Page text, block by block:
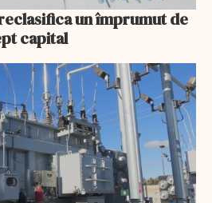
un împrumut de
capital